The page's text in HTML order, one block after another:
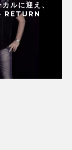
ルに迎え、
RETURN